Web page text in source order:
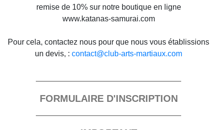
remise de 10% sur notre boutique en ligne
www.katanas-samurai.com
Pour cela, contactez nous pour que nous vous établissions
un devis, : contact@club-arts-martiaux.com
FORMULAIRE D'INSCRIPTION